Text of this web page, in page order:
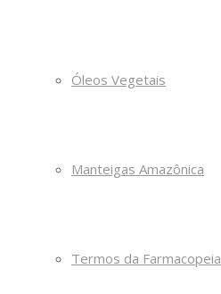
Óleos Vegetais
Manteigas Amazônica
Termos da Farmacopeia